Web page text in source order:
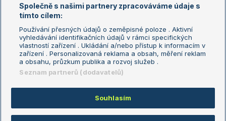
LS Prague Open
Podmínky užití
Nastavení soukromí
GDPR a žurnalistika
Reklama
Kontakt
Informace o zpracování osobních
údajů
Copyright © 2008-2026 TenisPortal.cz. Využíváme zpravodajství ČTK.
Společně s našimi partnery zpracováváme údaje s
tímto cílem:
Používání přesných údajů o zeměpisné poloze . Aktivní
vyhledávání identifikačních údajů v rámci specifických
vlastností zařízení . Ukládání a/nebo přístup k informacím v
zařízení . Personalizovaná reklama a obsah, měření reklam
a obsahu, průzkum publika a rozvoj služeb .
Seznam partnerů (dodavatelů)
Souhlasím